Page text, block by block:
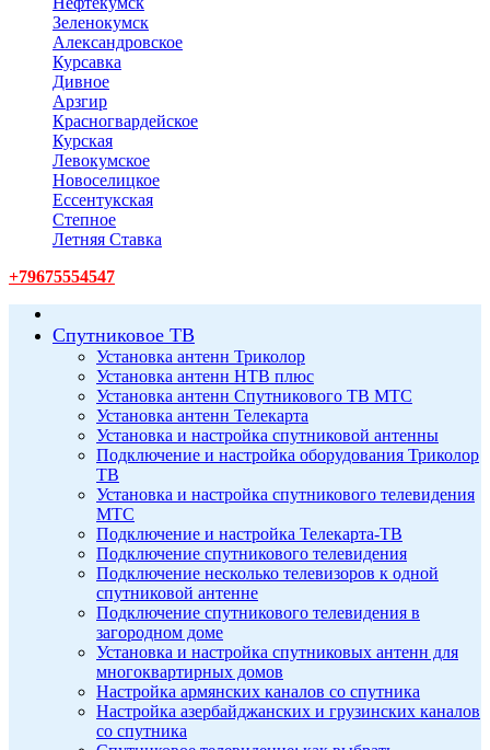
Зеленокумск
Александровское
Курсавка
Дивное
Арзгир
Красногвардейское
Курская
Левокумское
Новоселицкое
Ессентукская
Степное
Летняя Ставка
+79675554547
Спутниковое ТВ
Установка антенн Триколор
Установка антенн НТВ плюс
Установка антенн Спутникового ТВ МТС
Установка антенн Телекарта
Установка и настройка спутниковой антенны
Подключение и настройка оборудования Триколор
ТВ
Установка и настройка спутникового телевидения
МТС
Подключение и настройка Телекарта-ТВ
Подключение спутникового телевидения
Подключение несколько телевизоров к одной
спутниковой антенне
Подключение спутникового телевидения в
загородном доме
Установка и настройка спутниковых антенн для
многоквартирных домов
Настройка армянских каналов со спутника
Настройка азербайджанских и грузинских каналов
со спутника